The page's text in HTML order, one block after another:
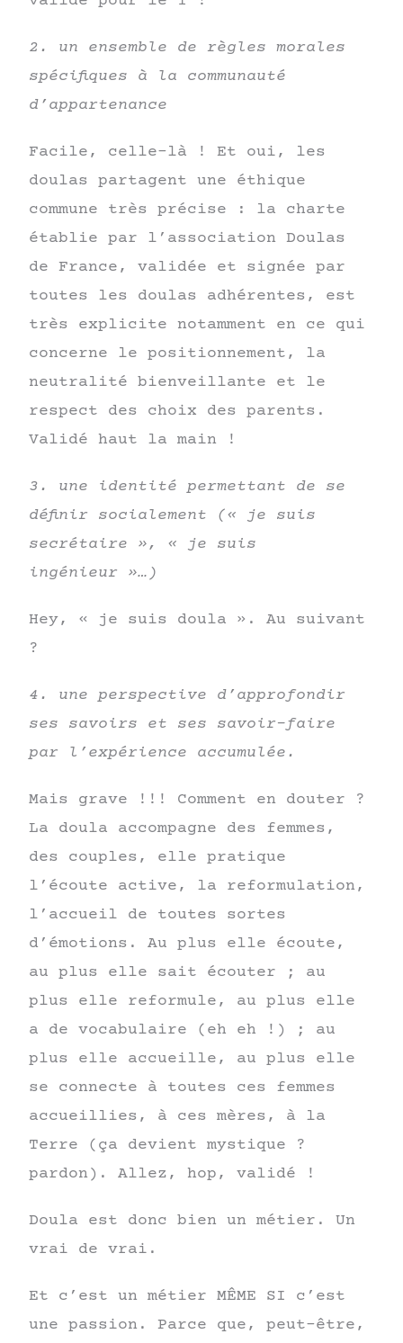
2. un ensemble de règles morales
spécifiques à la communauté
d’appartenance
Facile, celle-là ! Et oui, les
doulas partagent une éthique
commune très précise : la charte
établie par l’association Doulas
de France, validée et signée par
toutes les doulas adhérentes, est
très explicite notamment en ce qui
concerne le positionnement, la
neutralité bienveillante et le
respect des choix des parents.
Validé haut la main !
3. une identité permettant de se
définir socialement (« je suis
secrétaire », « je suis
ingénieur »…)
Hey, « je suis doula ». Au suivant
?
4. une perspective d’approfondir
ses savoirs et ses savoir-faire
par l’expérience accumulée.
Mais grave !!! Comment en douter ?
La doula accompagne des femmes,
des couples, elle pratique
l’écoute active, la reformulation,
l’accueil de toutes sortes
d’émotions. Au plus elle écoute,
au plus elle sait écouter ; au
plus elle reformule, au plus elle
a de vocabulaire (eh eh !) ; au
plus elle accueille, au plus elle
se connecte à toutes ces femmes
accueillies, à ces mères, à la
Terre (ça devient mystique ?
pardon). Allez, hop, validé !
Doula est donc bien un métier. Un
vrai de vrai.
Et c’est un métier MÊME SI c’est
une passion. Parce que, peut-être,